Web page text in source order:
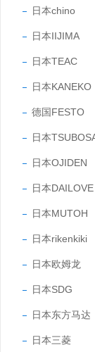
日本chino
日本IIJIMA
日本TEAC
日本KANEKO
德国FESTO
日本
日本OJIDEN
日本DAILOVE
日本MUTOH
日本rikenkiki
日本欧姆龙
日本SDG
日本东方马达
日本三菱